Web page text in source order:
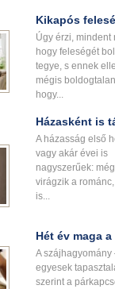
Kikapós
Úgy érzi, mindent
hogy feleségét
tegye, s ennek
mégis
hogy...
Házasként is
A házasság első
vagy akár évei is
nagyszerűek:
virágzik a
is...
Hét év maga
A szájhagyomány
egyesek
szerint a